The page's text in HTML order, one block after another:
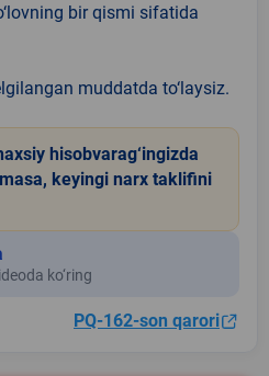
bir qismi sifatida
muddatda to‘laysiz.
hisobvarag‘ingizda
keyingi narx taklifini
ko‘ring
PQ-162-son qarori